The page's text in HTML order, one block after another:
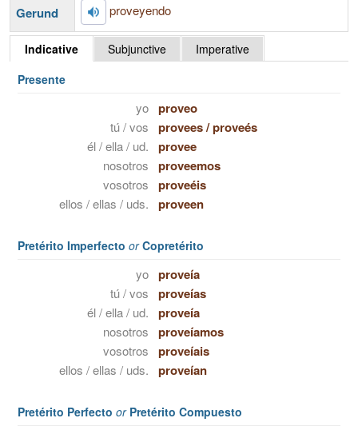
Gerund proveyendo
Indicative Subjunctive
Imperative
Presente
yo proveo
tú / vos provees/proveés
él / ella / ud. provee
nosotros proveemos
vosotros proveéis
ellos / ellas / uds. proveen
Pretérito Imperfecto orCopretérito
yo proveía
tú / vos proveías
él / ella / ud. proveía
nosotros proveíamos
vosotros proveíais
ellos / ellas / uds. proveían
Pretérito Perfecto orPretérito Compuesto